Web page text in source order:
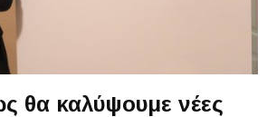
θα καλύψουμε νέες